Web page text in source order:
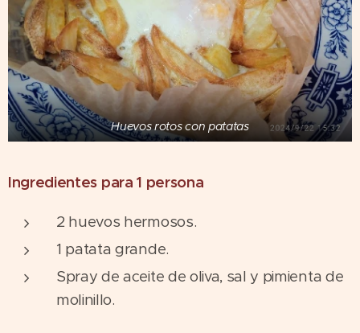
Huevos rotos con patatas
Ingredientes para 1 persona
2 huevos hermosos.
1 patata grande.
Spray de aceite de oliva, sal y pimienta de
molinillo.